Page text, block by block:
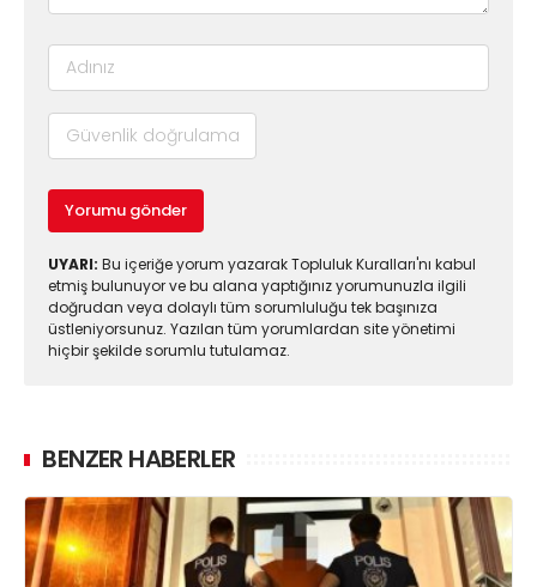
Yorumu gönder
UYARI: Bu içeriğe yorum yazarak Topluluk Kuralları'nı kabul
etmiş bulunuyor ve bu alana yaptığınız yorumunuzla ilgili
doğrudan veya dolaylı tüm sorumluluğu tek başınıza
üstleniyorsunuz. Yazılan tüm yorumlardan site yönetimi
hiçbir şekilde sorumlu tutulamaz.
BENZER HABERLER